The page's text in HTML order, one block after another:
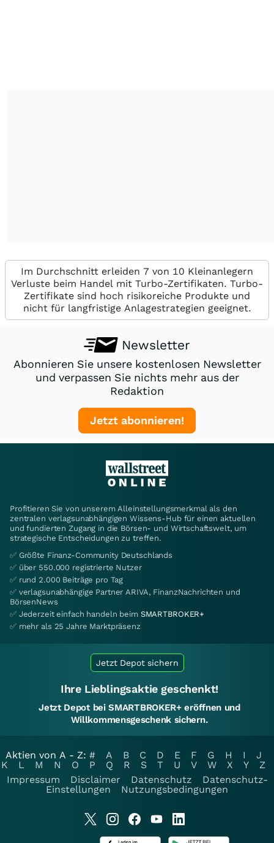
Im Durchschnitt erleiden 7 von 10 Kleinanlegern
Verluste beim Handel mit Turbo-Zertifikaten. Turbo-
Zertifikate sind hoch risikoreiche Produkte und
nicht für langfristige Anlagestrategien geeignet.
Newsletter
Abonnieren Sie unsere kostenlosen Newsletter
und verpassen Sie nichts mehr aus der
Redaktion
Jetzt abonnieren!
Profitieren Sie von unserem Alleinstellungsmerkmal als den
zentralen verlagsunabhängigen Wissens-Hub für einen aktuellen
und fundierten Zugang in die Börsen- und Wirtschaftswelt, um
strategische Entscheidungen zu treffen.
✅ Größte Finanz-Community Deutschlands
✅ über 550.000 registrierte Nutzer
✅ rund 2.000 Beiträge pro Tag
✅ verlagsunabhängige Partner ARIVA, FinanzNachrichten und
BörsenNews
✅ Jederzeit einfach handeln beim SMARTBROKER+
✅ mehr als 25 Jahre Marktpräsenz
Jetzt Depot sichern
Ihre Lieblingsaktie geschenkt!
Jetzt Depot bei SMARTBROKER+ eröffnen und
Willkommensgeschenk sichern.
Aktien von A - Z: # A B C D E F G H I
J
K
L M N O P Q R S T U V W X Y
Z
Impressum
Disclaimer Datenschutz
Datenschutz-
Einstellungen
Nutzungsbedingungen